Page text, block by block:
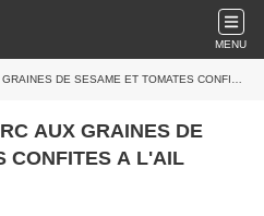
MENU
DE SESAME ET TOMATES CONFITES A L'AIL
AUX GRAINES DE
CONFITES A L'AIL